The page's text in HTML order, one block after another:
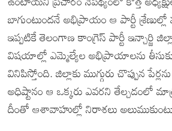
బాగుంటుందనే అభిప్రాయం ఆ పార్టీ శ్రేణుల్లో
ఇప్పటికే తెలంగాణ కాంగ్రెస్ పార్టీ ఇన్చార్జి
విషయాల్లో ఎమ్మెల్యేల అభిప్రాయాలను
వినిపిస్తోంది. జిల్లాకు ముగ్గురు చొప్పున
అధిష్టానం ఆ ఒక్కరు ఎవరని తేల్చడంలో
దీంతో ఆశావాహుల్లో నిరాశలు